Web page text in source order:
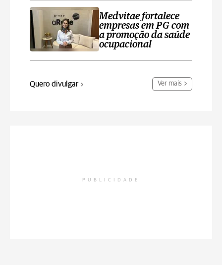
Medvitae fortalece
empresas em PG com
a promoção da saúde
ocupacional
Quero divulgar Ver mais
PUBLICIDADE